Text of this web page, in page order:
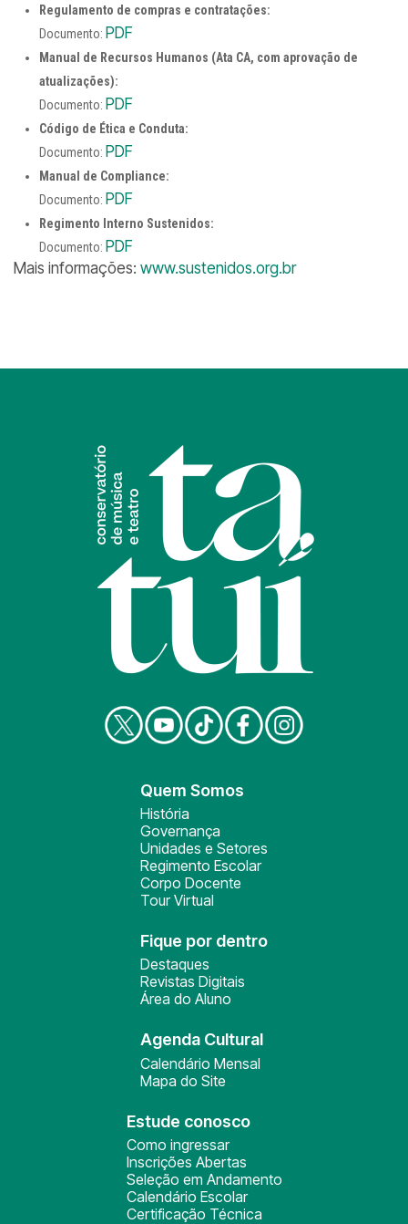
Regulamento de compras e contratações:
Documento: PDF
Manual de Recursos Humanos (Ata CA, com aprovação de
atualizações):
Documento: PDF
Código de Ética e Conduta:
Documento: PDF
Manual de Compliance:
Documento: PDF
Regimento Interno Sustenidos:
Documento: PDF
Mais informações: www.sustenidos.org.br
Quem Somos
História
Governança
Unidades e Setores
Regimento Escolar
Corpo Docente
Tour Virtual
Fique por dentro
Destaques
Revistas Digitais
Área do Aluno
Agenda Cultural
Calendário Mensal
Mapa do Site
Estude conosco
Como ingressar
Inscrições Abertas
Seleção em Andamento
Calendário Escolar
Certificação Técnica